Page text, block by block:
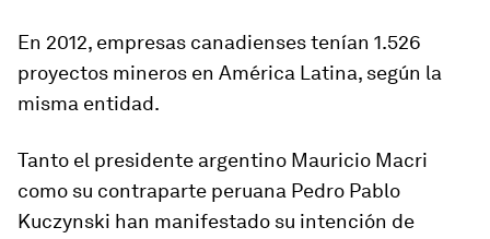
En 2012, empresas canadienses tenían 1.526
proyectos mineros en América Latina, según la
misma entidad.
Tanto el presidente argentino Mauricio Macri
como su contraparte peruana Pedro Pablo
Kuczynski han manifestado su intención de